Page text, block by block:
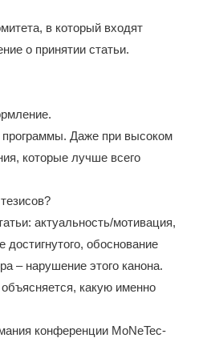
в который входят
о принятии статьи.
программы. Даже при высоком
которые лучше всего
актуальность/мотивация,
обоснование
– нарушение этого канона.
какую именно
конференции MoNeTec-